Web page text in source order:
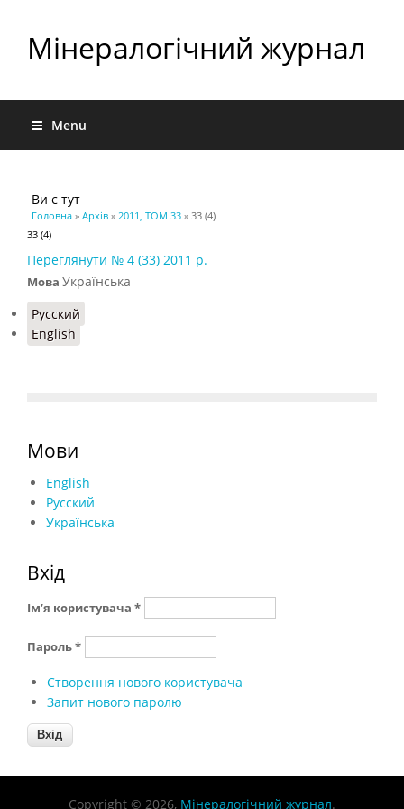
Мінералогічний журнал
Menu
Ви є тут
Головна » Архів » 2011, ТОМ 33 » 33 (4)
33 (4)
Переглянути № 4 (33) 2011 р.
Мова Українська
Русский
English
Мови
English
Русский
Українська
Вхід
Ім’я користувача *
Пароль*
Створення нового користувача
Запит нового паролю
Copyright © 2026, Мінералогічний журнал.